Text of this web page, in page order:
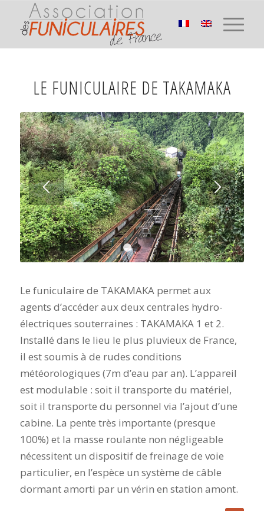
LE FUNICULAIRE DE TAKAMAKA
1 2
Le funiculaire de TAKAMAKA permet aux
agents d’accéder aux deux centrales hydro-
électriques souterraines : TAKAMAKA 1 et 2.
Installé dans le lieu le plus pluvieux de France,
il est soumis à de rudes conditions
météorologiques (7m d’eau par an). L’appareil
est modulable : soit il transporte du matériel,
soit il transporte du personnel via l’ajout d’une
cabine. La pente très importante (presque
100%) et la masse roulante non négligeable
nécessitent un dispositif de freinage de voie
particulier, en l’espèce un système de câble
dormant amorti par un vérin en station amont.